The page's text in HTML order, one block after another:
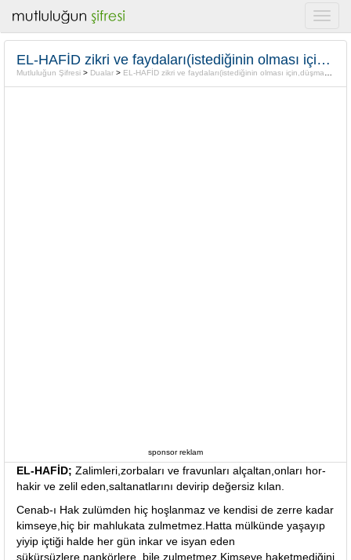
EL-HAFİD zikri ve faydaları(istediğinin olması için,düşmandan kurtulmak için)
Mutluluğun Şifresi > Dualar > EL-HAFİD zikri ve faydaları(istediğinin olması için,düşmandan kurtulmak için)
sponsor reklam
EL-HAFİD; Zalimleri,zorbaları ve fravunları alçaltan,onları hor-
hakir ve zelil eden,saltanatlarını devirip değersiz kılan.
Cenab-ı Hak zulümden hiç hoşlanmaz ve kendisi de zerre kadar
kimseye,hiç bir mahlukata zulmetmez.Hatta mülkünde yaşayıp
yiyip içtiği halde her gün inkar ve isyan eden
şükürsüzlere,nankörlere bile zulmetmez.Kimseye haketmediğini